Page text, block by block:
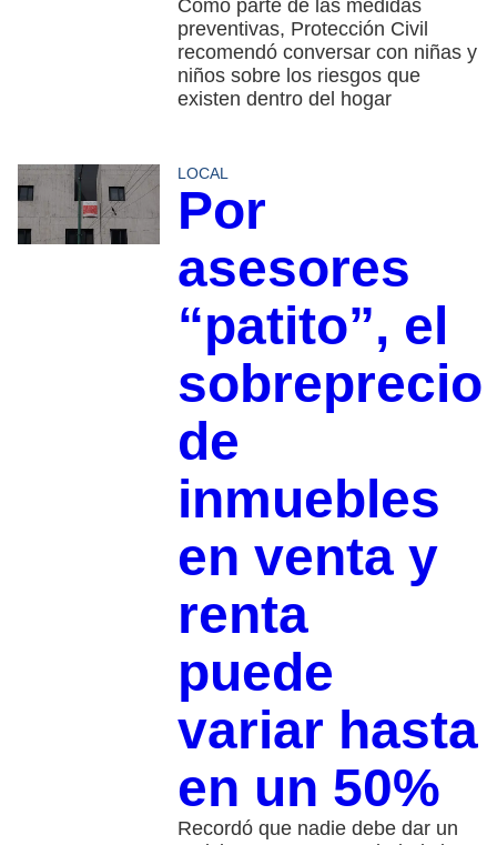
Como parte de las medidas
preventivas, Protección Civil
recomendó conversar con niñas y
niños sobre los riesgos que
existen dentro del hogar
LOCAL
Por
asesores
“patito”, el
sobreprecio
de
inmuebles
en venta y
renta
puede
variar hasta
en un 50%
Recordó que nadie debe dar un